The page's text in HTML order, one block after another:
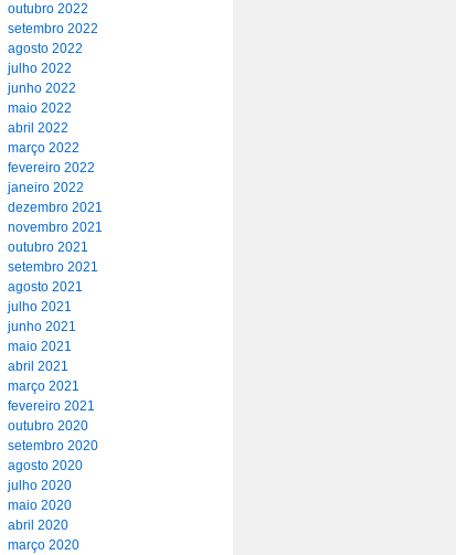
outubro 2022
setembro 2022
agosto 2022
julho 2022
junho 2022
maio 2022
abril 2022
março 2022
fevereiro 2022
janeiro 2022
dezembro 2021
novembro 2021
outubro 2021
setembro 2021
agosto 2021
julho 2021
junho 2021
maio 2021
abril 2021
março 2021
fevereiro 2021
outubro 2020
setembro 2020
agosto 2020
julho 2020
maio 2020
abril 2020
março 2020